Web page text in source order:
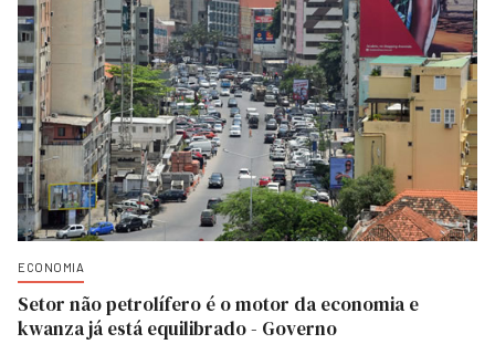
ECONOMIA
Setor não petrolífero é o motor da economia e
kwanza já está equilibrado - Governo